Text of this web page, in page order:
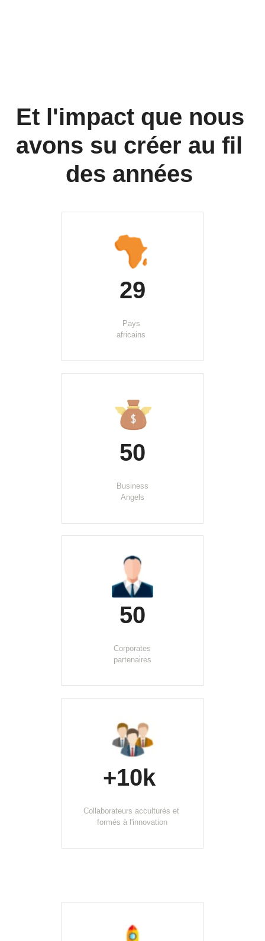
Et l'impact que nous
avons su créer au fil
des années
29
Pays
africains
50
Business
Angels
50
Corporates
partenaires
+10k
Collaborateurs acculturés et
formés à l'innovation